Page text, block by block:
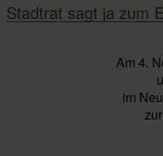
Stadtrat sagt ja zum
Am 4.
im